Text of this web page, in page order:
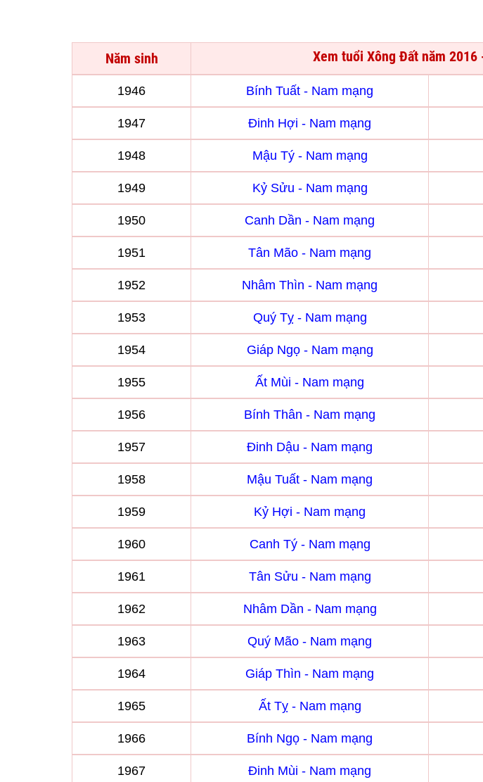
Năm sinh Xem tuổi Xông Đất năm 2016
1946 Bính Tuất - Nam mạng
1947 Đinh Hợi - Nam mạng
1948 Mậu Tý - Nam mạng
1949 Kỷ Sửu - Nam mạng
1950 Canh Dần - Nam mạng
1951 Tân Mão - Nam mạng
1952 Nhâm Thìn - Nam mạng
1953 Quý Tỵ - Nam mạng
1954 Giáp Ngọ - Nam mạng
1955 Ất Mùi - Nam mạng
1956 Bính Thân - Nam mạng
1957 Đinh Dậu - Nam mạng
1958 Mậu Tuất - Nam mạng
1959 Kỷ Hợi - Nam mạng
1960 Canh Tý - Nam mạng
1961 Tân Sửu - Nam mạng
1962 Nhâm Dần - Nam mạng
1963 Quý Mão - Nam mạng
1964 Giáp Thìn - Nam mạng
1965 Ất Tỵ - Nam mạng
1966 Bính Ngọ - Nam mạng
1967 Đinh Mùi - Nam mạng